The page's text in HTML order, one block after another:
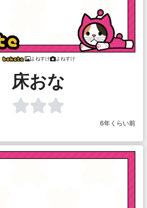
よねすけ よねすけ
床おな
6年くらい前